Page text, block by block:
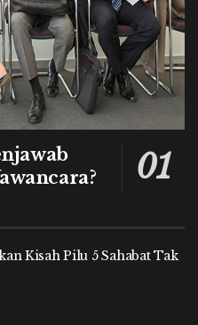
Kisah Pilu 5 Sahabat Tak